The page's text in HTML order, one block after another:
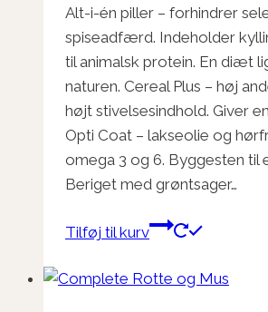
Alt-i-én piller – forhindrer
spiseadfærd. Indeholder
til animalsk protein. En diæt
naturen. Cereal Plus – høj
højt stivelsesindhold. Giver
Opti Coat – lakseolie og
omega 3 og 6. Byggesten til
Beriget med grøntsager…
Tilføj til kurv